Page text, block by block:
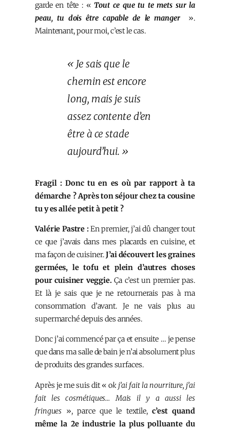
garde en tête : «Tout ce que tu te mets sur la
peau, tu dois être capable de le manger
».
Maintenant, pour moi, c’est le cas.
« Je sais que le
chemin est encore
long, mais je suis
assez contente d’en
être à ce stade
aujourd’hui. »
Fragil : Donc tu en es où par rapport à ta
démarche ? Après ton séjour chez ta cousine
tu y es allée petit à petit ?
Valérie Pastre :En premier, j’ai dû changer tout
ce que j’avais dans mes placards en cuisine, et
ma façon de cuisiner.J’ai découvert les graines
germées, le tofu et plein d’autres choses
pour cuisiner veggie. Ça c’est un premier pas.
Et là je sais que je ne retournerais pas à ma
consommation d’avant. Je ne vais plus au
supermarché depuis des années.
Donc j’ai commencé par ça et ensuite … je pense
que dans ma salle de bain je n’ai absolument plus
de produits des grandes surfaces.
Après je me suis dit « ok j’ai fait la nourriture, j’ai
fait les cosmétiques… Mais il y a aussi les
fringues », parce que le textile,c’est quand
même la 2e industrie la plus polluante du